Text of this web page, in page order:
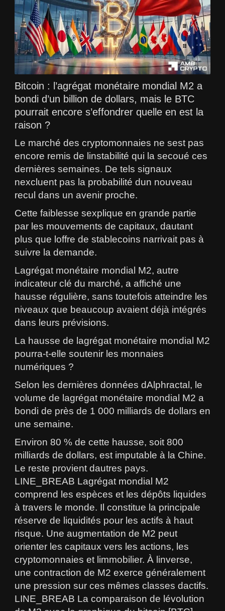
Bitcoin : l’agrégat monétaire mondial M2 a
bondi d’un billion de dollars, mais le BTC
pourrait encore s’effondrer quelle en est la
raison ?
Le marché des cryptomonnaies ne sest pas
encore remis de linstabilité qui la secoué ces
dernières semaines. De tels signaux
nexcluent pas la probabilité dun nouveau
recul dans un avenir proche.
Cette faiblesse sexplique en grande partie
par les mouvements de capitaux, dautant
plus que loffre de stablecoins narrivait pas à
suivre la demande.
Lagrégat monétaire mondial M2, autre
indicateur clé du marché, a affiché une
hausse régulière, sans toutefois atteindre les
niveaux que beaucoup avaient déjà intégrés
dans leurs prévisions.
La hausse de lagrégat monétaire mondial M2
pourra-t-elle soutenir les monnaies
numériques ?
Selon les dernières données dAlphractal, le
volume de lagrégat monétaire mondial M2 a
bondi de près de 1 000 milliards de dollars en
une semaine.
Environ 80 % de cette hausse, soit 800
milliards de dollars, est imputable à la Chine.
Le reste provient dautres pays.
LINE_BREAB Lagrégat mondial M2
comprend les espèces et les dépôts liquides
à travers le monde. Il constitue la principale
réserve de liquidités pour les actifs à haut
risque. Une augmentation de M2 peut
orienter les capitaux vers les actions, les
cryptomonnaies et limmobilier. À linverse,
une contraction de M2 exerce généralement
une pression sur ces mêmes classes dactifs.
LINE_BREAB La comparaison de lévolution